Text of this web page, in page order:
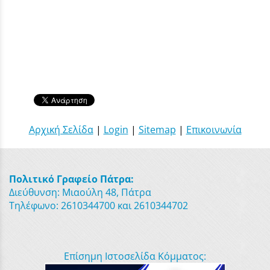
Αρχική Σελίδα| Login | Sitemap | Επικοινωνία
Πολιτικό Γραφείο Πάτρα:
Διεύθυνση: Μιαούλη 48, Πάτρα
Τηλέφωνο: 2610344700 και 2610344702
Επίσημη Ιστοσελίδα Κόμματος: